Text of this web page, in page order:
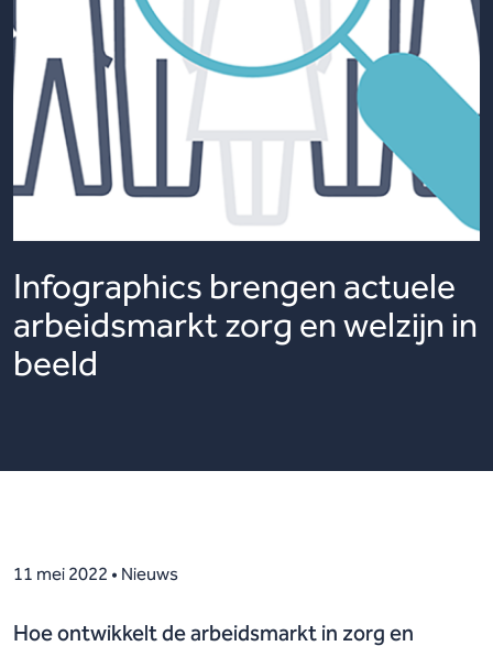
Infographics brengen actuele
arbeidsmarkt zorg en welzijn in
beeld
11 mei 2022 • Nieuws
Hoe ontwikkelt de arbeidsmarkt in zorg en